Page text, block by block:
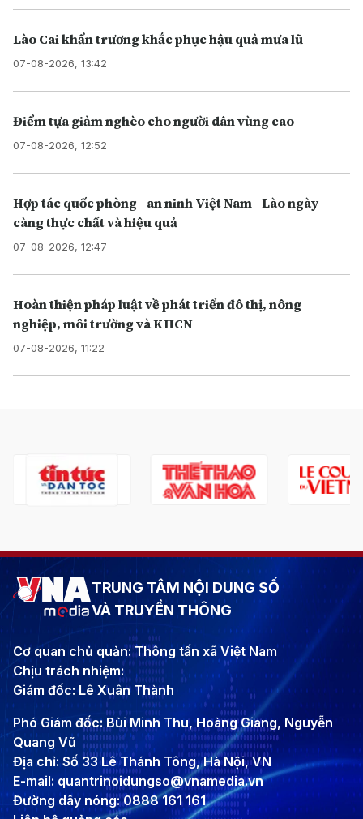
Lào Cai khẩn trương khắc phục hậu quả mưa lũ
07-08-2026, 13:42
Điểm tựa giảm nghèo cho người dân vùng cao
07-08-2026, 12:52
Hợp tác quốc phòng - an ninh Việt Nam - Lào ngày
càng thực chất và hiệu quả
07-08-2026, 12:47
Hoàn thiện pháp luật về phát triển đô thị, nông
nghiệp, môi trường và KHCN
07-08-2026, 11:22
TRUNG TÂM NỘI DUNG SỐ
VÀ TRUYỀN THÔNG
Cơ quan chủ quản: Thông tấn xã Việt Nam
Chịu trách nhiệm:
Giám đốc: Lê Xuân Thành
Phó Giám đốc: Bùi Minh Thu, Hoàng Giang, Nguyễn
Quang Vũ
Địa chỉ: Số 33 Lê Thánh Tông, Hà Nội, VN
E-mail: quantrinoidungso@vnamedia.vn
Đường dây nóng: 0888 161 161